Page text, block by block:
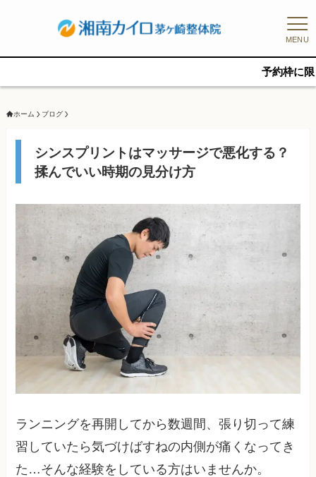
MENU
予約枠に限りがあるた
ホーム ブログ
シンスプリントはマッサージで悪化する？
揉んでいい時期の見分け方
ランニングを再開してから数週間、張り切って練
習していたら気づけばすねの内側が痛くなってき
た…そんな経験をしている方はいませんか。